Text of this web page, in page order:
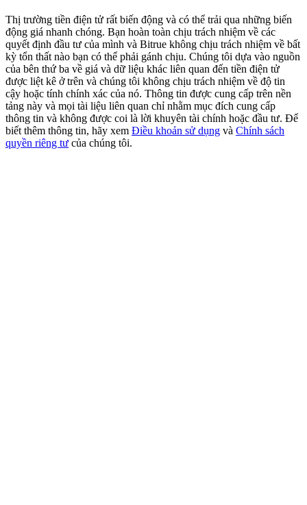
Register & Trade to Win 500,000 USDT
Precious Metals Trading Carnival
Trade Gold & Silver · 33,333 USDT Bonus
Thị trường tiền điện tử rất biến động và có thể trải qua những biến
động giá nhanh chóng. Bạn hoàn toàn chịu trách nhiệm về các
quyết định đầu tư của mình và Bitrue không chịu trách nhiệm về bất
kỳ tổn thất nào bạn có thể phải gánh chịu. Chúng tôi dựa vào nguồn
của bên thứ ba về giá và dữ liệu khác liên quan đến tiền điện tử
được liệt kê ở trên và chúng tôi không chịu trách nhiệm về độ tin
cậy hoặc tính chính xác của nó. Thông tin được cung cấp trên nền
tảng này và mọi tài liệu liên quan chỉ nhằm mục đích cung cấp
thông tin và không được coi là lời khuyên tài chính hoặc đầu tư. Để
biết thêm thông tin, hãy xem Điều khoản sử dụng và Chính sách
quyền riêng tư của chúng tôi.